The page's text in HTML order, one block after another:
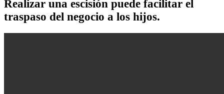
Realizar una escisión puede facilitar el
traspaso del negocio a los hijos.